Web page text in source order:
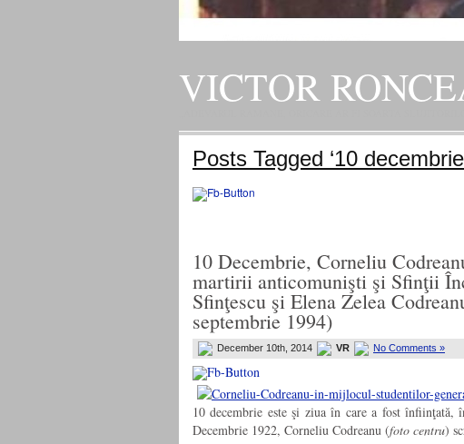
VICTOR
Posts Tagged ‘10
10 Decembrie, Corneliu
martirii anticomunişti şi Sfinţii
Sfinţescu şi Elena Zelea
septembrie 1994)
December 10th, 2014 VR No Comments »
10 decembrie este şi ziua în care a fost înfiinţată,
Decembrie 1922, Corneliu Codreanu (foto centru)